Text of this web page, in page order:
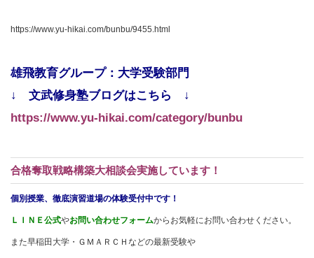
https://www.yu-hikai.com/bunbu/9455.html
雄飛教育グループ：大学受験部門
↓ 文武修身塾ブログはこちら ↓
https://www.yu-hikai.com/category/bunbu
合格奪取戦略構築大相談会実施しています！
個別授業、徹底演習道場の体験受付中です！
ＬＩＮＥ公式やお問い合わせフォームからお気軽にお問い合わせください。
また早稲田大学・ＧＭＡＲＣＨなどの最新受験や